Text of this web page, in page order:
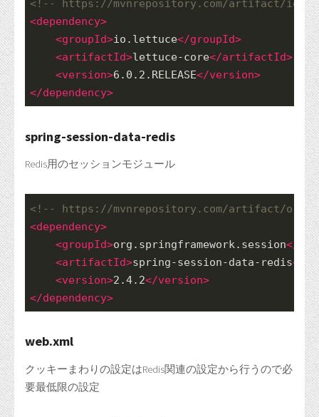
<!-- https://mvnrepository.com/artifact/
<dependency>
<groupId>io.lettuce</groupId>
<artifactId>lettuce-core</artifactId>
<version>6.0.2.RELEASE</version>
</dependency>
spring-session-data-redis
Redis用のセッションモジュール
<!-- https://mvnrepository.com/artifact/
<dependency>
<groupId>org.springframework.session</
<artifactId>spring-session-data-redis</
<version>2.4.2</version>
</dependency>
web.xml
クッキーまわりの設定はRedis関連の設定から行うので必
要最低限の設定